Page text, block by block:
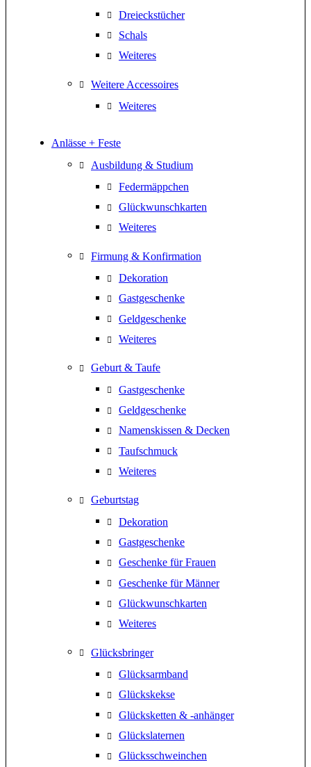
Dreieckstücher
Schals
Weiteres
Weitere Accessoires
Weiteres
Anlässe + Feste
Ausbildung & Studium
Federmäppchen
Glückwunschkarten
Weiteres
Firmung & Konfirmation
Dekoration
Gastgeschenke
Geldgeschenke
Weiteres
Geburt & Taufe
Gastgeschenke
Geldgeschenke
Namenskissen & Decken
Taufschmuck
Weiteres
Geburtstag
Dekoration
Gastgeschenke
Geschenke für Frauen
Geschenke für Männer
Glückwunschkarten
Weiteres
Glücksbringer
Glücksarmband
Glückskekse
Glücksketten & -anhänger
Glückslaternen
Glücksschweinchen